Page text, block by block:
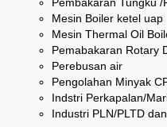
Mesin Boiler ketel uap
Mesin Thermal Oil
Pemabakaran Rotary
Perebusan air
Pengolahan Minyak
Indstri Perkapalan/
Industri PLN/PLTD